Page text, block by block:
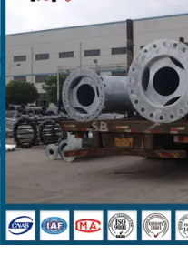
PRIVACYBELEID